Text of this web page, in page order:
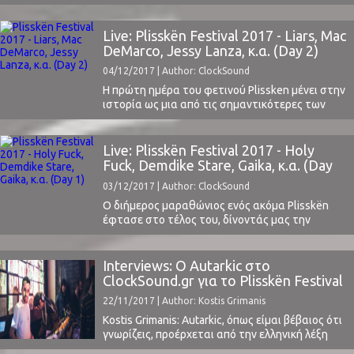
χώρα μας και στο Death Disco την Παρασκευή
16 Φεβρουαρίου.Κυκλοφόρησαν το πρώτο τους
άλμπουμ "Desperate Journalist" το 2014 και
επανήλθαν το 2017 με την τελευταία τους
δημιουργία "Grow Up", που απέσπασε πολύ
καλές κριτικές.Το συγκρότημα που ...
Live: Plisskën Festival 2017 - Liars, Mac
DeMarco, Jessy Lanza, κ.α. (Day 2)
04/12/2017 | Author: ClockSound
Η πρώτη ημέρα του φετινού Plissken μένει στην
ιστορία ως μια από τις σημαντικότερες των
τελευταίων χρόνων στη χώρα μας σε επίπεδο
φεστιβάλ.Ήταν σε τέτοιο σημείο ο πήχης που
θα ήταν αδύνατο και η 2η να κινηθεί στο ίδιο
επίπεδο, κατάφερε όμως να μας παραδώσει το
πιο σημαντικό live του 2-μέρου ...
Live: Plisskën Festival 2017 - Holy
Fuck, Demdike Stare, Gaika, κ.α. (Day
1)
03/12/2017 | Author: ClockSound
Ο διήμερος μαραθώνιος ενός ακόμα Plisskën
έφτασε στο τέλος του, δίνοντάς μας την
εντύπωση ότι χρόνο με τον χρόνο ωριμάζει και
διορθώνει τις όποιες αδυναμίες του. Δεν είναι
τυχαίο άλλωστε, ότι είναι το κορυφαίο
χειμερινό φεστιβάλ της χώρας μας και ένα από
τα καλύτερα στην Ευρώπη, μπαίνοντας για
ακόμα μία ...
Interviews: Ο Autarkic στο
ClockSound.gr για το Plisskën Festival
22/11/2017 | Author: Kostis Grimanis
Kostis Grimanis: Autarkic, όπως είμαι βέβαιος ότι
γνωρίζεις, προέρχεται από την ελληνική λέξη
αυτάρκεια, ανεξαρτησία. Πώς προέκυψε το